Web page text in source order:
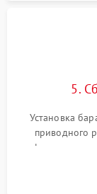
5.
Установка
приводного
фиксация
модулю